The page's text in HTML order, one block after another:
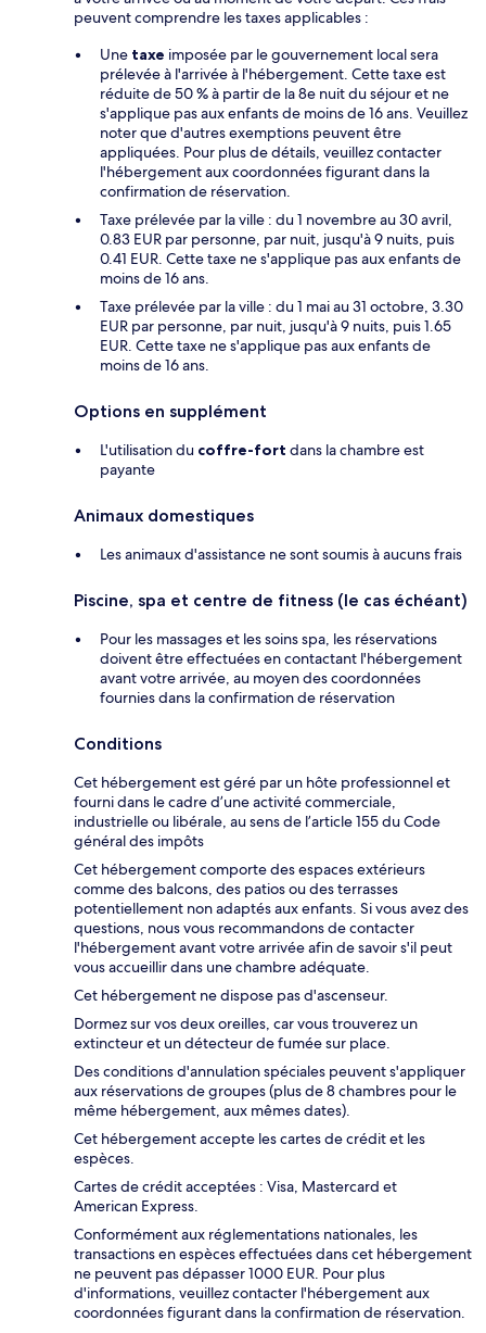
peuvent comprendre les taxes applicables :
Une taxe imposée par le gouvernement local sera
prélevée à l'arrivée à l'hébergement. Cette taxe est
réduite de 50 % à partir de la 8e nuit du séjour et ne
s'applique pas aux enfants de moins de 16 ans. Veuillez
noter que d'autres exemptions peuvent être
appliquées. Pour plus de détails, veuillez contacter
l'hébergement aux coordonnées figurant dans la
confirmation de réservation.
Taxe prélevée par la ville : du 1 novembre au 30 avril,
0.83 EUR par personne, par nuit, jusqu'à 9 nuits, puis
0.41 EUR. Cette taxe ne s'applique pas aux enfants de
moins de 16 ans.
Taxe prélevée par la ville : du 1 mai au 31 octobre, 3.30
EUR par personne, par nuit, jusqu'à 9 nuits, puis 1.65
EUR. Cette taxe ne s'applique pas aux enfants de
moins de 16 ans.
Options en supplément
L'utilisation du coffre-fort dans la chambre est
payante
Animaux domestiques
Les animaux d'assistance ne sont soumis à aucuns frais
Piscine, spa et centre de fitness (le cas échéant)
Pour les massages et les soins spa, les réservations
doivent être effectuées en contactant l'hébergement
avant votre arrivée, au moyen des coordonnées
fournies dans la confirmation de réservation
Conditions
Cet hébergement est géré par un hôte professionnel et
fourni dans le cadre d’une activité commerciale,
industrielle ou libérale, au sens de l’article 155 du Code
général des impôts
Cet hébergement comporte des espaces extérieurs
comme des balcons, des patios ou des terrasses
potentiellement non adaptés aux enfants. Si vous avez des
questions, nous vous recommandons de contacter
l'hébergement avant votre arrivée afin de savoir s'il peut
vous accueillir dans une chambre adéquate.
Cet hébergement ne dispose pas d'ascenseur.
Dormez sur vos deux oreilles, car vous trouverez un
extincteur et un détecteur de fumée sur place.
Des conditions d'annulation spéciales peuvent s'appliquer
aux réservations de groupes (plus de 8 chambres pour le
même hébergement, aux mêmes dates).
Cet hébergement accepte les cartes de crédit et les
espèces.
Cartes de crédit acceptées : Visa, Mastercard et
American Express.
Conformément aux réglementations nationales, les
transactions en espèces effectuées dans cet hébergement
ne peuvent pas dépasser 1000 EUR. Pour plus
d'informations, veuillez contacter l'hébergement aux
coordonnées figurant dans la confirmation de réservation.